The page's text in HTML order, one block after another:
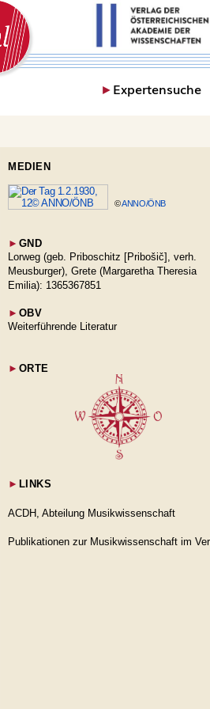
►Expertensuche
MEDIEN
©ANNO/ÖNB
► GND
Lorweg (geb. Priboschitz [Pribošič], verh.
Meusburger), Grete (Margaretha Theresia
Emilia): 1365367851
► OBV
Weiterführende Literatur
► ORTE
► LINKS
ACDH, Abteilung Musikwissenschaft
Publikationen zur Musikwissenschaft im